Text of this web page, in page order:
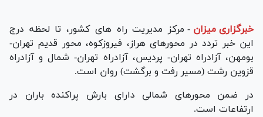
خبرگزاری میزان - مرکز مدیریت راه های کشور، تا لحظه درج
این خبر تردد در محورهای هراز، فیروزکوه، محور قدیم تهران-
بومهن، آزادراه تهران- پردیس، آزادراه تهران- شمال و آزادراه
قزوین رشت (مسیر رفت و برگشت) روان است.
در ضمن محورهای شمالی دارای بارش پراکنده باران در
ارتفاعات است.